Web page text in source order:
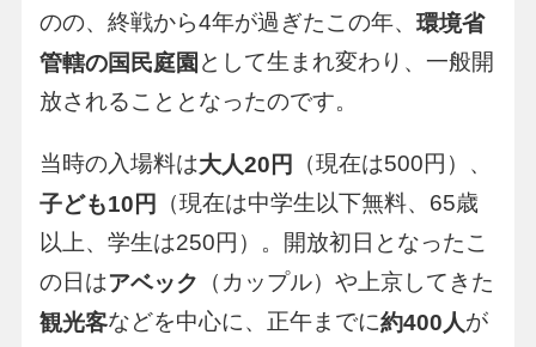
のの、終戦から4年が過ぎたこの年、 環境省
管轄の国民庭園 として生まれ変わり、一般開
放されることとなったのです。
当時の入場料は大人20円
（現在は500円）、
子ども10円
（現在は中学生以下無料、65歳
以上、学生は250円）。開放初日となったこ
の日はアベック （カップル）や上京してきた
観光客などを中心に、正午までに約400人が